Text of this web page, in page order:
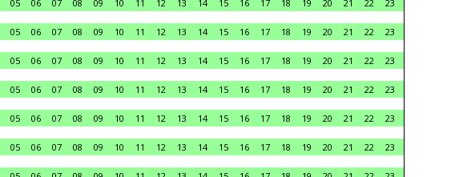
05 06 07 08 09 10 11 12 13 14 15 16 17 18 19 20 21 22
23
05 06 07 08 09 10 11 12 13 14 15 16 17 18 19 20 21 22
23
05 06 07 08 09 10 11 12 13 14 15 16 17 18 19 20 21 22
23
05 06 07 08 09 10 11 12 13 14 15 16 17 18 19 20 21 22
23
05 06 07 08 09 10 11 12 13 14 15 16 17 18 19 20 21 22
23
05 06 07 08 09 10 11 12 13 14 15 16 17 18 19 20 21 22
23